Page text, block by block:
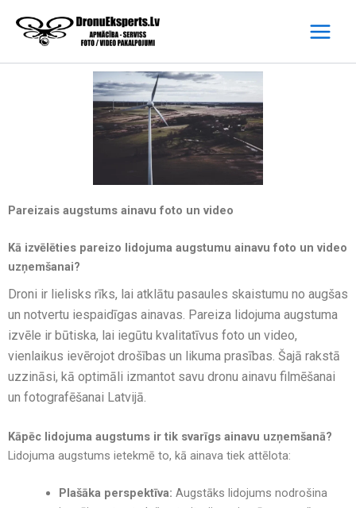
content
Pareizais augstums ainavu foto un video
Kā izvēlēties pareizo lidojuma augstumu ainavu foto un video
uzņemšanai?
Droni ir lielisks rīks, lai atklātu pasaules skaistumu no augšas
un notvertu iespaidīgas ainavas. Pareiza lidojuma augstuma
izvēle ir būtiska, lai iegūtu kvalitatīvus foto un video,
vienlaikus ievērojot drošības un likuma prasības. Šajā rakstā
uzzināsi, kā optimāli izmantot savu dronu ainavu filmēšanai
un fotografēšanai Latvijā.
Kāpēc lidojuma augstums ir tik svarīgs ainavu uzņemšanā?
Lidojuma augstums ietekmē to, kā ainava tiek attēlota:
Plašāka perspektīva: Augstāks lidojums nodrošina